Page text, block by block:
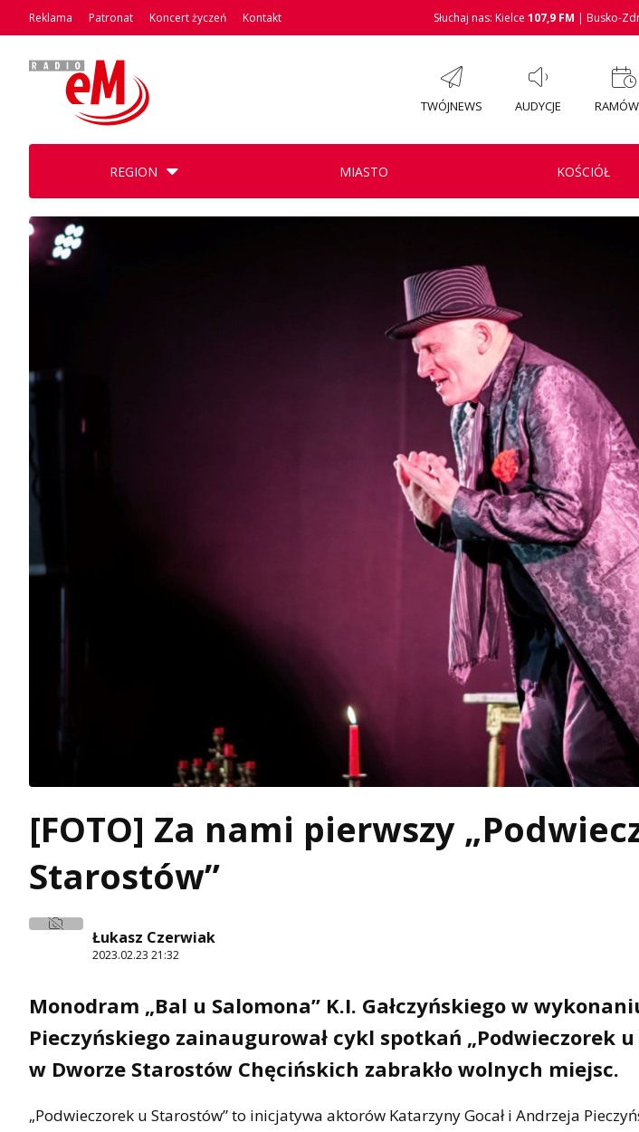
Reklama Patronat Koncert życzeń Kontakt Słuchaj nas: Kielce 107,9 FM | Busko-
TWÓJNEWS AUDYCJE
REGION MIASTO KOŚCIÓŁ
[FOTO] Za nami pierwszy
Starostów”
Łukasz Czerwiak
2023.02.23 21:32
Monodram „Bal u Salomona” K.I. Gałczyńskiego w
Pieczyńskiego zainaugurował cykl spotkań „Podwieczorek
w Dworze Starostów Chęcińskich zabrakło wolnych miejsc.
„Podwieczorek u Starostów” to inicjatywa aktorów Katarzyny Gocał i Andrzeja